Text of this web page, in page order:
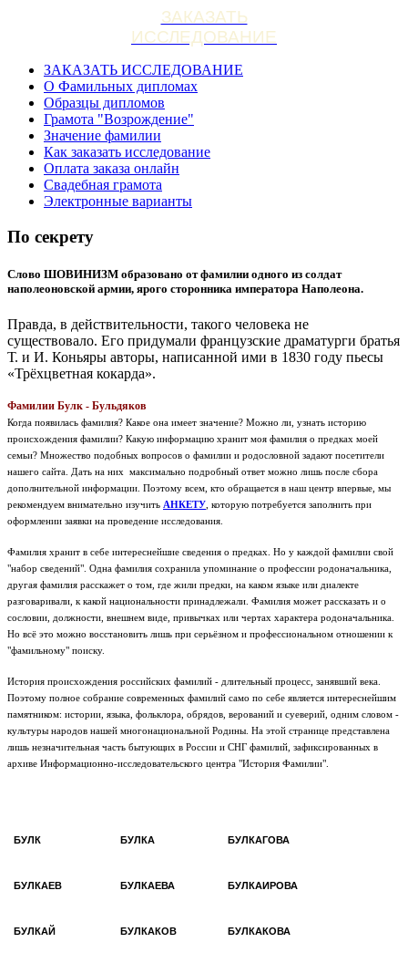
ЗАКАЗАТЬ
ИССЛЕДОВАНИЕ
ЗАКАЗАТЬ ИССЛЕДОВАНИЕ
О Фамильных дипломах
Образцы дипломов
Грамота "Возрождение"
Значение фамилии
Как заказать исследование
Оплата заказа онлайн
Свадебная грамота
Электронные варианты
По секрету
Слово ШОВИНИЗМ образовано от фамилии одного из солдат
наполеоновской армии, ярого сторонника императора Наполеона.
Правда, в действительности, такого человека не
существовало. Его придумали французские драматурги братья
Т. и И. Коньяры авторы, написанной ими в 1830 году пьесы
«Трёхцветная кокарда».
Фамилии Булк - Бульдяков
Когда появилась фамилия? Какое она имеет значение? Можно ли, узнать историю
происхождения фамилии? Какую информацию хранит моя фамилия о предках моей
семьи? Множество подобных вопросов о фамилии и родословной задают посетители
нашего сайта. Дать на них максимально подробный ответ можно лишь после сбора
дополнительной информации. Поэтому всем, кто обращается в наш центр впервые, мы
рекомендуем внимательно изучить АНКЕТУ , которую потребуется заполнить при
оформлении заявки на проведение исследования.
Фамилия хранит в себе интереснейшие сведения о предках. Но у каждой фамилии свой
"набор сведений". Одна фамилия сохранила упоминание о профессии родоначальника,
другая фамилия расскажет о том, где жили предки, на каком языке или диалекте
разговаривали, к какой национальности принадлежали. Фамилия может рассказать и о
сословии, должности, внешнем виде, привычках или чертах характера родоначальника.
Но всё это можно восстановить лишь при серьёзном и профессиональном отношении к
"фамильному" поиску.
История происхождения российских фамилий - длительный процесс, занявший века.
Поэтому полное собрание современных фамилий само по себе является интереснейшим
памятником: истории, языка, фольклора, обрядов, верований и суеверий, одним словом -
культуры народов нашей многонациональной Родины. На этой странице представлена
лишь незначительная часть бытующих в России и СНГ фамилий, зафиксированных в
архиве Информационно-исследовательского центра "История Фамилии".
БУЛК БУЛКА БУЛКАГОВА
БУЛКАЕВ БУЛКАЕВА БУЛКАИРОВА
БУЛКАЙ БУЛКАКОВ БУЛКАКОВА